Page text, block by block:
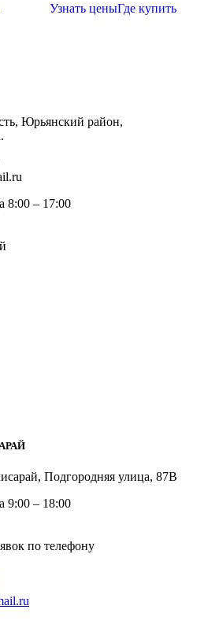
Узнать ценыГде купить
Юрьянский район,
8:00 – 17:00
Подгородняя улица, 87В
9:00 – 18:00
по телефону